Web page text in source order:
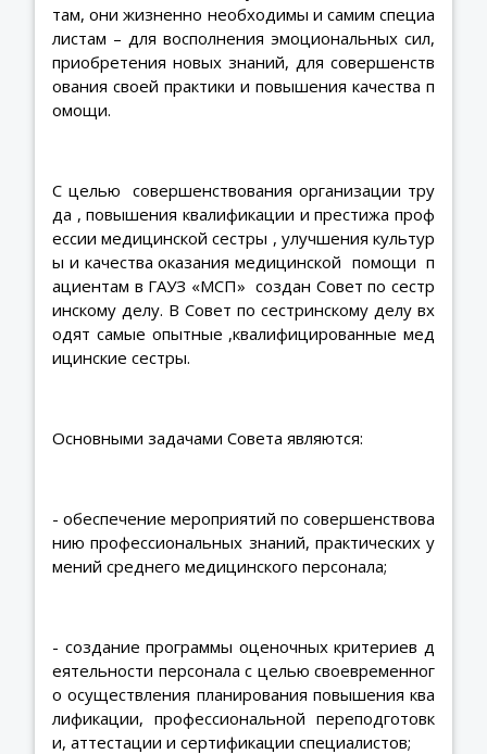
там, они жизненно необходимы и самим специа
листам – для восполнения эмоциональных сил,
приобретения новых знаний, для совершенств
ования своей практики и повышения качества п
омощи.
С целью совершенствования организации тру
да , повышения квалификации и престижа проф
ессии медицинской сестры , улучшения культур
ы и качества оказания медицинской помощи п
ациентам в ГАУЗ «МСП» создан Совет по сестр
инскому делу. В Совет по сестринскому делу вх
одят самые опытные ,квалифицированные мед
ицинские сестры.
Основными задачами Совета являются:
- обеспечение мероприятий по совершенствова
нию профессиональных знаний, практических у
мений среднего медицинского персонала;
- создание программы оценочных критериев д
еятельности персонала с целью своевременног
о осуществления планирования повышения ква
лификации, профессиональной переподготовк
и, аттестации и сертификации специалистов;